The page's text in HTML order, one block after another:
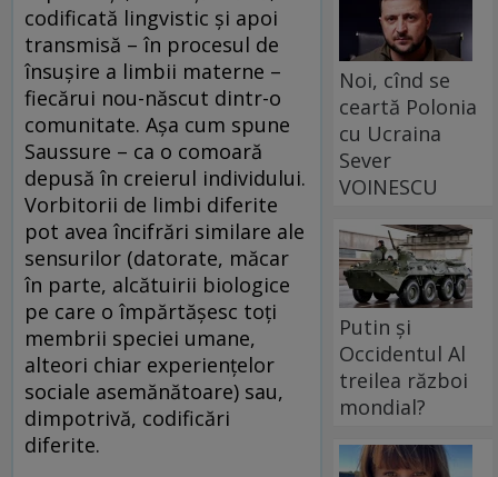
codificată lingvistic și apoi
transmisă – în procesul de
însușire a limbii materne –
fiecărui nou-născut dintr-o
comunitate. Așa cum spune
Saussure – ca o comoară
depusă în creierul individului.
Vorbitorii de limbi diferite
pot avea încifrări similare ale
sensurilor (datorate, măcar
în parte, alcătuirii biologice
pe care o împărtășesc toți
membrii speciei umane,
alteori chiar experiențelor
sociale asemănătoare) sau,
dimpotrivă, codificări
diferite.
Noi, cînd se
ceartă Polonia
cu Ucraina
Sever
VOINESCU
Putin și
Occidentul Al
treilea război
mondial?